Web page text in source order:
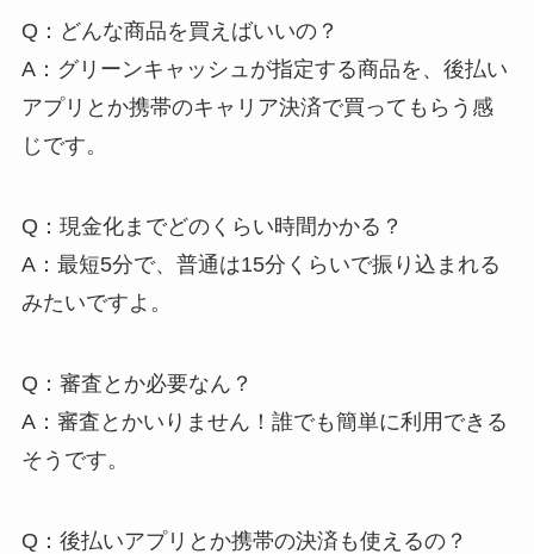
Q：どんな商品を買えばいいの？
A：グリーンキャッシュが指定する商品を、後払い
アプリとか携帯のキャリア決済で買ってもらう感
じです。
Q：現金化までどのくらい時間かかる？
A：最短5分で、普通は15分くらいで振り込まれる
みたいですよ。
Q：審査とか必要なん？
A：審査とかいりません！誰でも簡単に利用できる
そうです。
Q：後払いアプリとか携帯の決済も使えるの？